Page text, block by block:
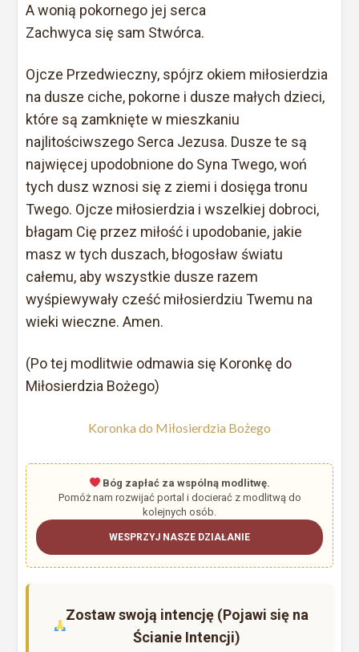
A wonią pokornego jej serca
Zachwyca się sam Stwórca.
Ojcze Przedwieczny, spójrz okiem miłosierdzia
na dusze ciche, pokorne i dusze małych dzieci,
które są zamknięte w mieszkaniu
najlitościwszego Serca Jezusa. Dusze te są
najwięcej upodobnione do Syna Twego, woń
tych dusz wznosi się z ziemi i dosięga tronu
Twego. Ojcze miłosierdzia i wszelkiej dobroci,
błagam Cię przez miłość i upodobanie, jakie
masz w tych duszach, błogosław światu
całemu, aby wszystkie dusze razem
wyśpiewywały cześć miłosierdziu Twemu na
wieki wieczne. Amen.
(Po tej modlitwie odmawia się Koronkę do
Miłosierdzia Bożego)
Koronka do Miłosierdzia Bożego
Bóg zapłać za wspólną modlitwę.
Pomóż nam rozwijać portal i docierać z modlitwą do
kolejnych osób.
WESPRZYJ NASZE DZIAŁANIE
Zostaw swoją intencję (Pojawi się na
Ścianie Intencji)